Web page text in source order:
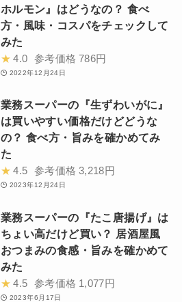
ホルモン』はどうなの？ 食べ
方・風味・コスパをチェックして
みた
★ 4.0 参考価格 786円
2022年12月24日
業務スーパーの『生ずわいがに』
は買いやすい価格だけどどうな
の？ 食べ方・旨みを確かめてみ
た
★ 4.5 参考価格 3,218円
2023年12月24日
業務スーパーの『たこ唐揚げ』は
ちょい高だけど買い？ 居酒屋風
おつまみの食感・旨みを確かめて
みた
★ 4.5 参考価格 1,077円
2023年6月17日